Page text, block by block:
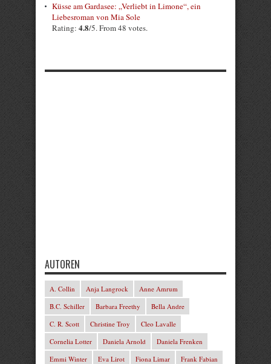
Küsse am Gardasee: „Verliebt in Limone“, ein
Liebesroman von Mia Sole
Rating: 4.8/5. From 48 votes.
AUTOREN
A. Collin Anja Langrock
Anne Amrum
B.C. Schiller
Barbara Freethy
Bella Andre
C. R. Scott
Christine Troy
Cleo Lavalle
Cornelia Lotter
Daniela Arnold
Daniela Frenken
Emmi Winter
Eva Lirot Fiona Limar Frank Fabian